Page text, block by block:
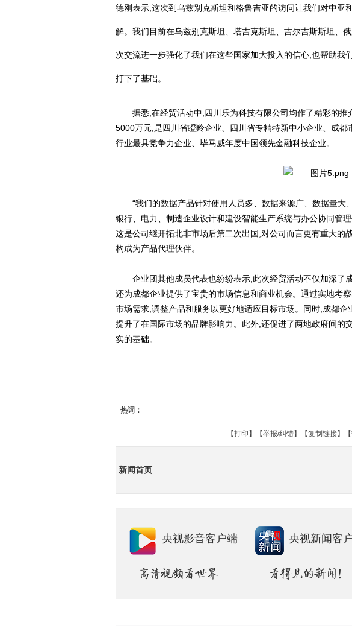
德刚表示,这次到乌兹别克斯坦和格鲁吉亚的访问让我们对中亚
解。我们目前在乌兹别克斯坦、塔吉克斯坦、吉尔吉斯斯坦、
次交流进一步强化了我们在这些国家加大投入的信心,也帮助我
打下了基础。
据悉,在经贸活动中,四川乐为科技有限公司均作了精彩的
5000万元,是四川省瞪羚企业、四川省专精特新中小企业、成
行业最具竞争力企业、毕马威年度中国领先金融科技企业。
“我们的数据产品针对使用人员多、数据来源广、数据量大
银行、电力、制造企业设计和建设智能生产系统与办公协同管
这是公司继开拓北非市场后第二次出国,对公司而言更有重大的
构成为产品代理伙伴。
企业团其他成员代表也纷纷表示,此次经贸活动不仅加深了
还为成都企业提供了宝贵的市场信息和商业机会。通过实地考
市场需求,调整产品和服务以更好地适应目标市场。同时,成都企
提升了在国际市场的品牌影响力。此外,还促进了两地政府间的
实的基础。
热词：
【打印 】【举报/纠错】【复制链接】【
新闻首页
央视影音客户端 央视新闻客